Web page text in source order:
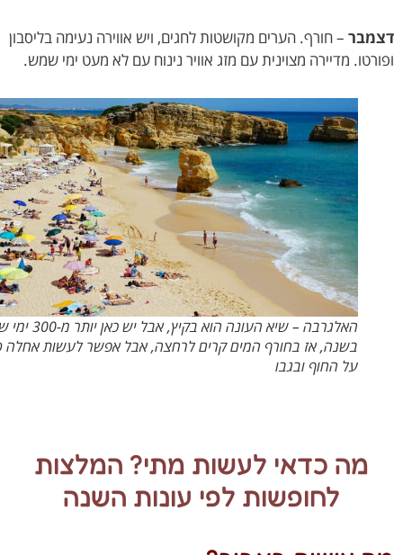
– חורף. הערים מקושטות לחגים, ויש אווירה נעימה בליסבון
מדיירה מצוינית עם מזג אוויר נינוח עם לא מעט ימי שמש.
האלגרבה – שיא העונה הוא בקיץ, אבל יש כאן יותר מ-300 ימי שמש
בשנה, אז בחורף המים קרים לרחצה, אבל אפשר לעשות אחלה טיול
על החוף ובגבו
מה כדאי לעשות מתי? המלצות
לחופשות לפי עונות השנה